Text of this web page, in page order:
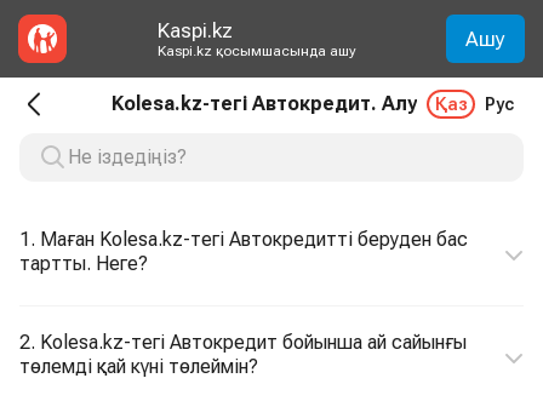
Kaspi.kz
Kaspi.kz қосымшасында ашу Ашу
Kolesa.kz-тегі Автокредит. Алу Қаз Рус
1. Маған Kolesa.kz-тегі Автокредитті беруден бас
тартты. Неге?
2. Kolesa.kz-тегі Автокредит бойынша ай сайынғы
төлемді қай күні төлеймін?